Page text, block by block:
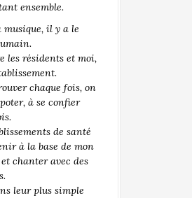
ensemble.
il y a le
les résidents et moi,
chaque fois, on
à se confier
de santé
à la base de mon
chanter avec des
leur plus simple